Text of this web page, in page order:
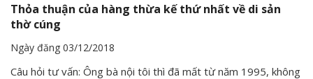
Thỏa thuận của hàng thừa kế thứ nhất về di sản
thờ cúng
Ngày đăng 03/12/2018
Câu hỏi tư vấn: Ông bà nội tôi thì đã mất từ năm 1995, không